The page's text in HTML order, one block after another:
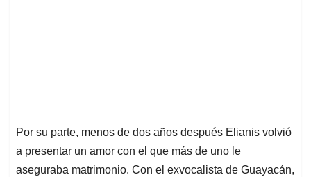
Por su parte, menos de dos años después Elianis volvió
a presentar un amor con el que más de uno le
aseguraba matrimonio. Con el exvocalista de Guayacán,